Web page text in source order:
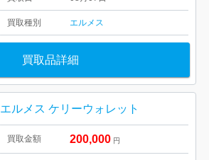
買取種別 エルメス
買取品詳細
エルメス ケリーウォレット
買取金額 200,000 円